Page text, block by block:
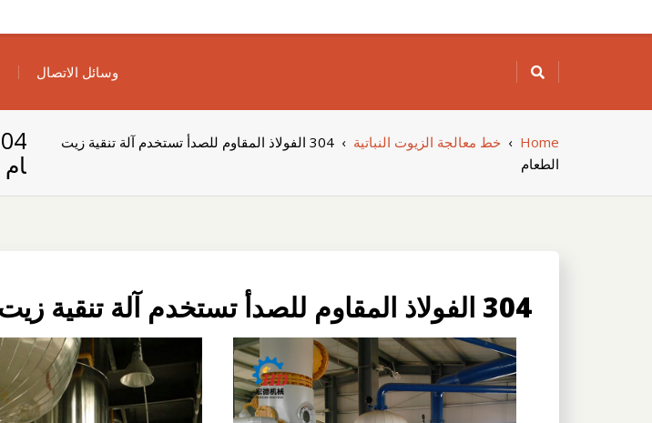
to
وسائل الاتصال
ام
Home
› خط معالجة الزيوت النباتية ›
304 الفولاذ المقاوم للصدأ تستخدم آلة تنقية زيت
الطعام
304 الفولاذ المقاوم للصدأ تستخدم آلة تنقية زيت الطعام